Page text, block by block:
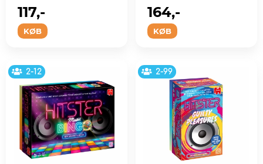
KØB
117,-
KØB
164,-
2-12 2-99